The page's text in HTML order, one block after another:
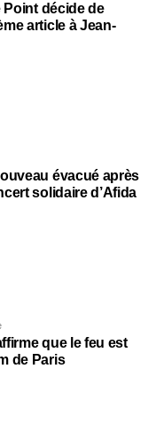
Point décide de
article à Jean-
évacué après
solidaire d’Afida
que le feu est
de Paris